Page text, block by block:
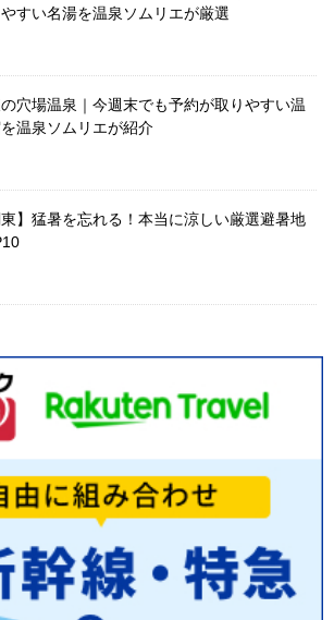
すい名湯を温泉ソムリエが厳選
穴場温泉｜今週末でも予約が取りやすい温
温泉ソムリエが紹介
東】猛暑を忘れる！本当に涼しい厳選避暑地